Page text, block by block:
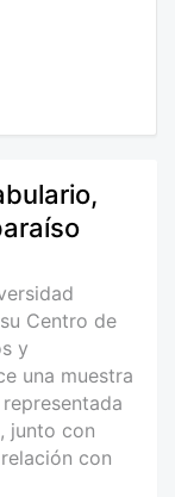
Centro de
y
una muestra
junto con
con